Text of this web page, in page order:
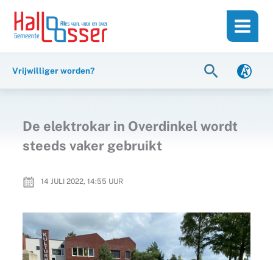
inhoud
naar
Vrijwilliger worden? Zoeken
De elektrokar in Overdinkel wordt
steeds vaker gebruikt
14 JULI 2022, 14:55 UUR